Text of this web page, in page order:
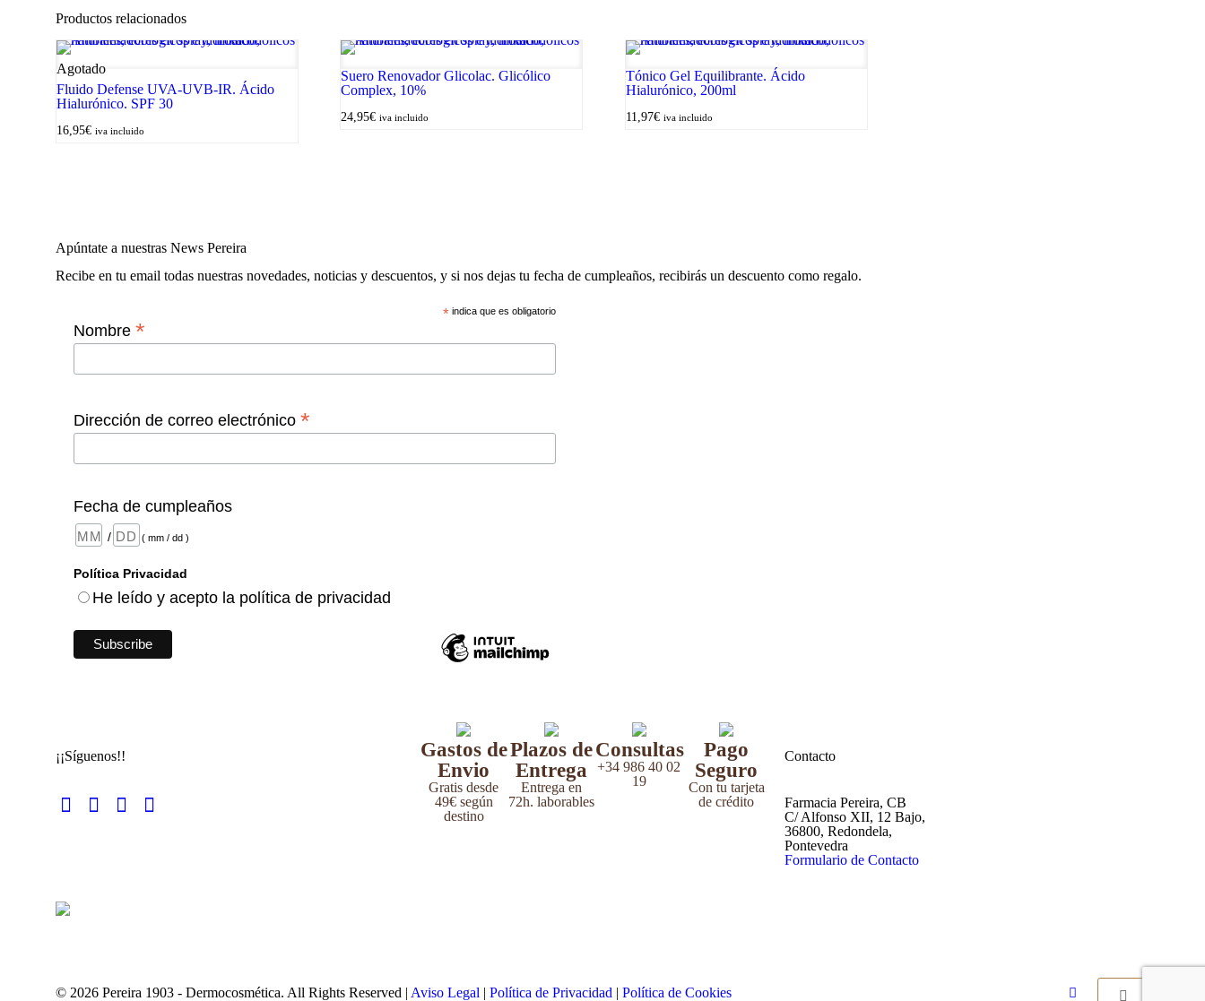
Productos relacionados
Agotado
Fluido Defense UVA-UVB-IR. Ácido
Hialurónico. SPF 30
16,95€ iva incluido
Suero Renovador Glicolac. Glicólico
Complex, 10%
24,95€ iva incluido
Tónico Gel Equilibrante. Ácido
Hialurónico, 200ml
11,97€ iva incluido
Apúntate a nuestras News Pereira
Recibe en tu email todas nuestras novedades, noticias y descuentos, y si nos dejas tu fecha de cumpleaños, recibirás un descuento como regalo.
*indica que es obligatorio
Nombre *
Dirección de correo electrónico *
Fecha de cumpleaños
/ ( mm / dd )
Política Privacidad
He leído y acepto la política de privacidad
¡¡Síguenos!!
Gastos de
Envio
Gratis desde
49€ según
destino
Plazos de
Entrega
Entrega en
72h. laborables
Consultas
+34 986 40 02
19
Pago
Seguro
Con tu tarjeta
de crédito
Contacto
Farmacia Pereira, CB
C/ Alfonso XII, 12 Bajo,
36800, Redondela,
Pontevedra
Formulario de Contacto
© 2026 Pereira 1903 - Dermocosmética. All Rights Reserved | Aviso Legal | Política de Privacidad | Política de Cookies